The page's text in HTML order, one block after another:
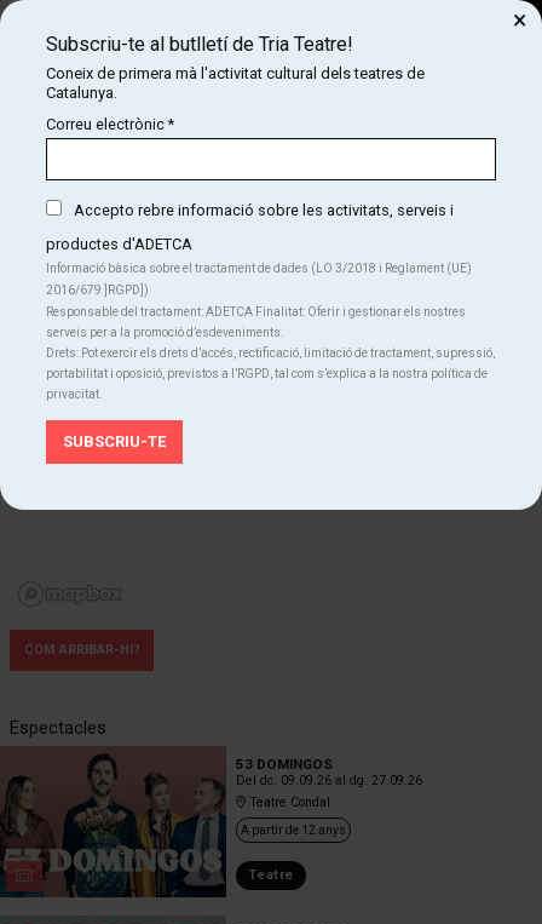
TEATRES
Teatre Condal
COM ARRIBAR-HI?
Espectacles
53 DOMINGOS
Del dc. 09.09.26al dg. 27.09.26
Teatre Condal
A partir de 12 anys
Teatre
Subscriu-te al butlletí de Tria Teatre!
Coneix de primera mà l'activitat cultural dels teatres de
Catalunya.
Correu electrònic*
Accepto rebre informació sobre les activitats, serveis i
productes d'ADETCA
Informació bàsica sobre el tractament de dades (LO 3/2018 i Reglament (UE)
2016/679 ]RGPD])
Responsable del tractament: ADETCA Finalitat: Oferir i gestionar els nostres
serveis per a la promoció d’esdeveniments.
Drets: Pot exercir els drets d’accés, rectificació, limitació de tractament, supressió,
portabilitat i oposició, previstos a l’RGPD, tal com s’explica a la nostra política de
privacitat.
×